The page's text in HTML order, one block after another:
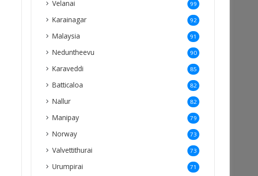
Velanai 99
Karainagar 92
Malaysia 91
Neduntheevu 90
Karaveddi 85
Batticaloa 82
Nallur 82
Manipay 79
Norway 73
Valvettithurai 73
Urumpirai 71